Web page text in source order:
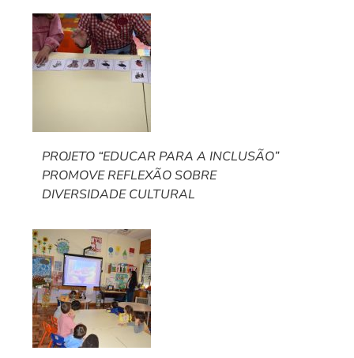
PROJETO “EDUCAR PARA A INCLUSÃO”
PROMOVE REFLEXÃO SOBRE
DIVERSIDADE CULTURAL